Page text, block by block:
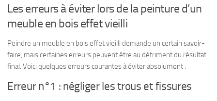
Les erreurs à éviter lors de la peinture d’un
meuble en bois effet vieilli
Peindre un meuble en bois effet vieilli demande un certain savoir-
faire, mais certaines erreurs peuvent être au détriment du résultat
final. Voici quelques erreurs courantes à éviter absolument :
Erreur n°1 : négliger les trous et fissures